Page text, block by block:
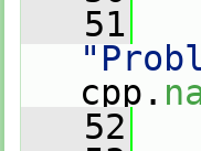
   51
cpp.
   52